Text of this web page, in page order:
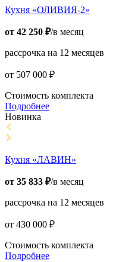
Кухня «ОЛИВИЯ-2»
от 42 250 ₽/в месяц
рассрочка на 12 месяцев
от 507 000 ₽
Стоимость комплекта
Подробнее
Новинка
Кухня «ЛАВИН»
от 35 833 ₽/в месяц
рассрочка на 12 месяцев
от 430 000 ₽
Стоимость комплекта
Подробнее